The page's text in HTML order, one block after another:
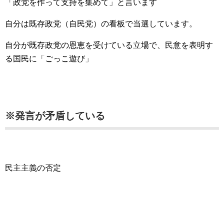
「政党を作って支持を集めて」と言います
自分は既存政党（自民党）の看板で当選しています。
自分が既存政党の恩恵を受けている立場で、民意を表明す
る国民に「ごっこ遊び」
※発言が矛盾している
民主主義の否定